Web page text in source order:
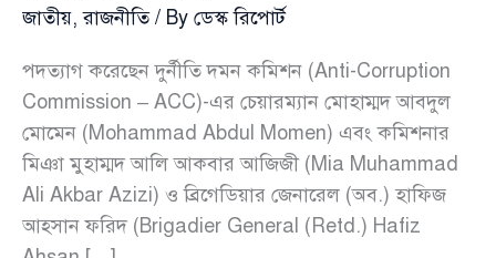
জাতীয়,রাজনীতি/ By ডেস্ক রিপোর্ট
পদত্যাগ করেছেন দুর্নীতি দমন কমিশন (Anti-Corruption
Commission – ACC)-এর চেয়ারম্যান মোহাম্মদ আবদুল
মোমেন (Mohammad Abdul Momen) এবং কমিশনার
মিঞা মুহাম্মদ আলি আকবার আজিজী (Mia Muhammad
Ali Akbar Azizi) ও ব্রিগেডিয়ার জেনারেল (অব.) হাফিজ
আহ্সান ফরিদ (Brigadier General (Retd.) Hafiz